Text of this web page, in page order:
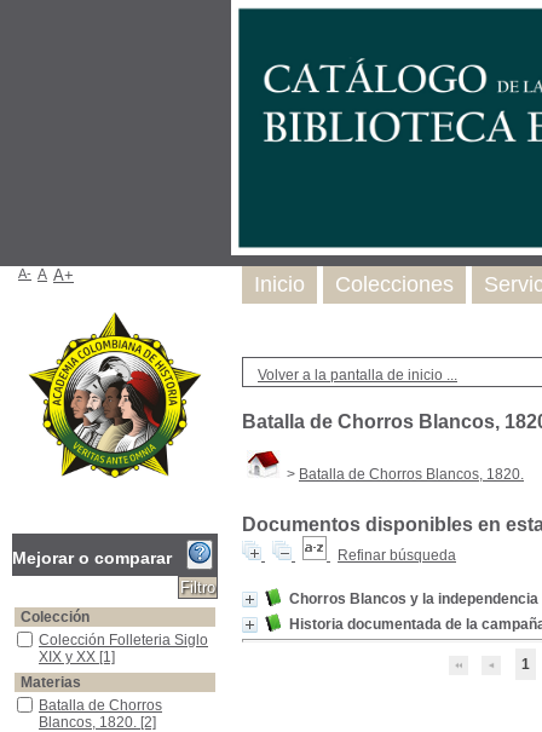
Volver a la pantalla de inicio ...
Batalla de Chorros Blancos,
> Batalla de Chorros Blancos, 1820.
Documentos disponibles en
Refinar búsqueda
Chorros Blancos y la independencia
Historia documentada de la
1
Inicio Colecciones
A- A A+
Mejorar o comparar
Colección
Colección Folleteria Siglo XIX y XX
Colección Folleteria Siglo
XIX y XX [1]
Materias
Batalla de Chorros Blancos, 1820.
Batalla de Chorros
Blancos, 1820. [2]